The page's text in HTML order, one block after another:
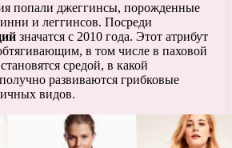
попали джеггинсы, порожденные
и леггинсов. Посреди
значатся с 2010 года. Этот атрибут
в том числе в паховой
средой, в какой
развиваются грибковые
видов.